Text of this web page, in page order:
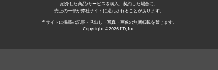
紹介した商品/サービスを購入、契約した場合に、
売上の一部が弊社サイトに還元されることがあります。
当サイトに掲載の記事・見出し・写真・画像の無断転載を禁じます。
Copyright © 2026 IID, Inc.